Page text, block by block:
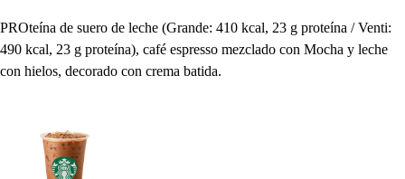
PROteína de suero de leche (Grande: 410 kcal, 23 g proteína / Venti:
490 kcal, 23 g proteína), café espresso mezclado con Mocha y leche
con hielos, decorado con crema batida.